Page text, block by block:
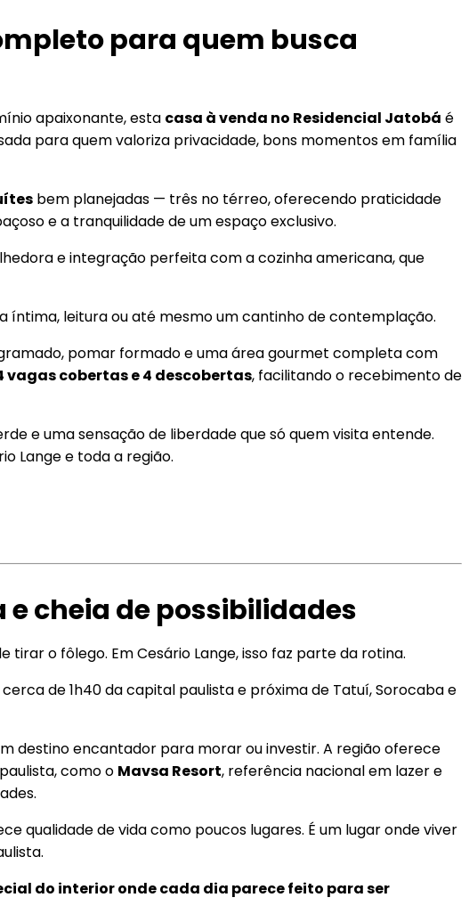
para quem busca
apaixonante, esta casa à venda no Residencial Jatobá é
para quem valoriza privacidade, bons momentos em família
bem planejadas — três no térreo, oferecendo praticidade
e a tranquilidade de um espaço exclusivo.
e integração perfeita com a cozinha americana, que
leitura ou até mesmo um cantinho de contemplação.
pomar formado e uma área gourmet completa com
vagas cobertas e 4 descobertas, facilitando o recebimento de
e uma sensação de liberdade que só quem visita entende.
Lange e toda a região.
e cheia de possibilidades
o fôlego. Em Cesário Lange, isso faz parte da rotina.
de 1h40 da capital paulista e próxima de Tatuí, Sorocaba e
destino encantador para morar ou investir. A região oferece
como o Mavsa Resort, referência nacional em lazer e
qualidade de vida como poucos lugares. É um lugar onde viver
do interior onde cada dia parece feito para ser